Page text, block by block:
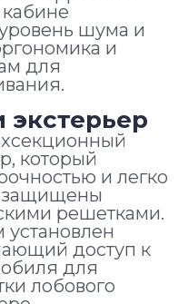
шума и
и
для
экстерьер
который
и легко
защищены
решетками.
доступ к
для
лобового